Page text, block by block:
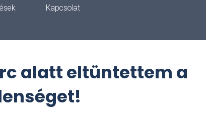
Kapcsolat
alatt eltüntettem a